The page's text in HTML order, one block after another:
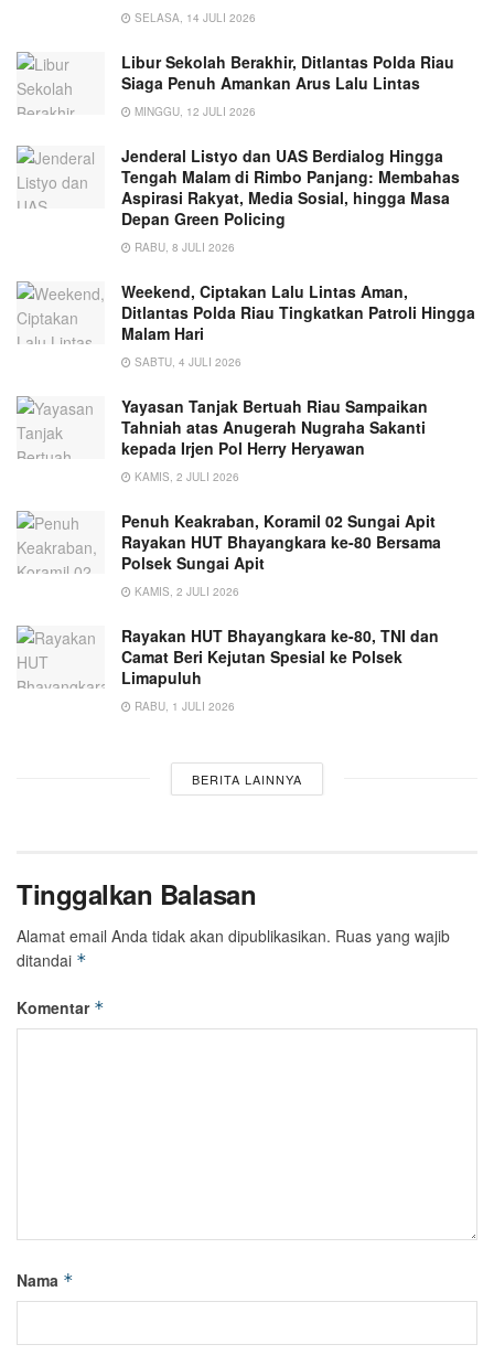
SELASA, 14 JULI 2026
Libur Sekolah Berakhir, Ditlantas Polda Riau
Siaga Penuh Amankan Arus Lalu Lintas
MINGGU, 12 JULI 2026
Jenderal Listyo dan UAS Berdialog Hingga
Tengah Malam di Rimbo Panjang: Membahas
Aspirasi Rakyat, Media Sosial, hingga Masa
Depan Green Policing
RABU, 8 JULI 2026
Weekend, Ciptakan Lalu Lintas Aman,
Ditlantas Polda Riau Tingkatkan Patroli Hingga
Malam Hari
SABTU, 4 JULI 2026
Yayasan Tanjak Bertuah Riau Sampaikan
Tahniah atas Anugerah Nugraha Sakanti
kepada Irjen Pol Herry Heryawan
KAMIS, 2 JULI 2026
Penuh Keakraban, Koramil 02 Sungai Apit
Rayakan HUT Bhayangkara ke-80 Bersama
Polsek Sungai Apit
KAMIS, 2 JULI 2026
Rayakan HUT Bhayangkara ke-80, TNI dan
Camat Beri Kejutan Spesial ke Polsek
Limapuluh
RABU, 1 JULI 2026
BERITA LAINNYA
Tinggalkan Balasan
Alamat email Anda tidak akan dipublikasikan. Ruas yang wajib
ditandai *
Komentar *
Nama *